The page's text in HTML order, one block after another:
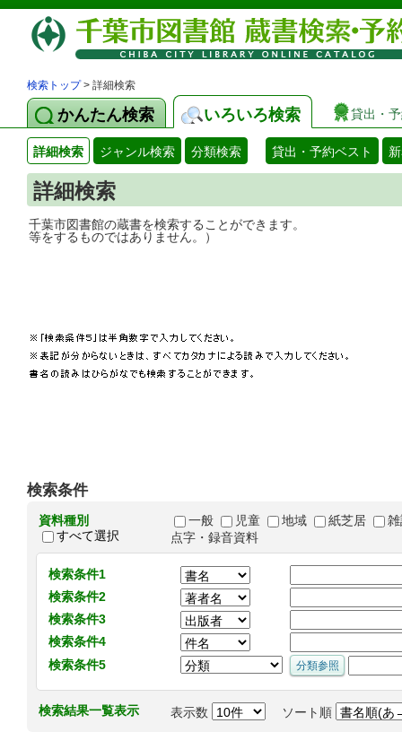
検索トップ> 詳細検索
かんたん検索 いろいろ検索 貸出・
詳細検索 ジャンル検索 分類検索 貸出・予約ベスト
詳細検索
千葉市図書館の蔵書を検索することがで
等をするものではありません。）
検索条件
資料種別
すべて選択
一般 児童 地域 紙芝居
点字・録音資料
検索条件1
検索条件2
検索条件3
検索条件4
検索条件5
検索結果一覧表示 表示数 ソート順